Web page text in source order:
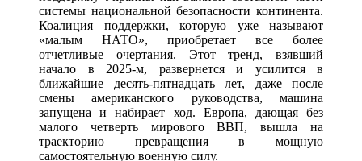
системы национальной безопасности континента.
Коалиция поддержки, которую уже называют
«малым НАТО», приобретает все более
отчетливые очертания. Этот тренд, взявший
начало в 2025-м, развернется и усилится в
ближайшие десять-пятнадцать лет, даже после
смены американского руководства, машина
запущена и набирает ход. Европа, дающая без
малого четверть мирового ВВП, вышла на
траекторию превращения в мощную
самостоятельную военную силу.